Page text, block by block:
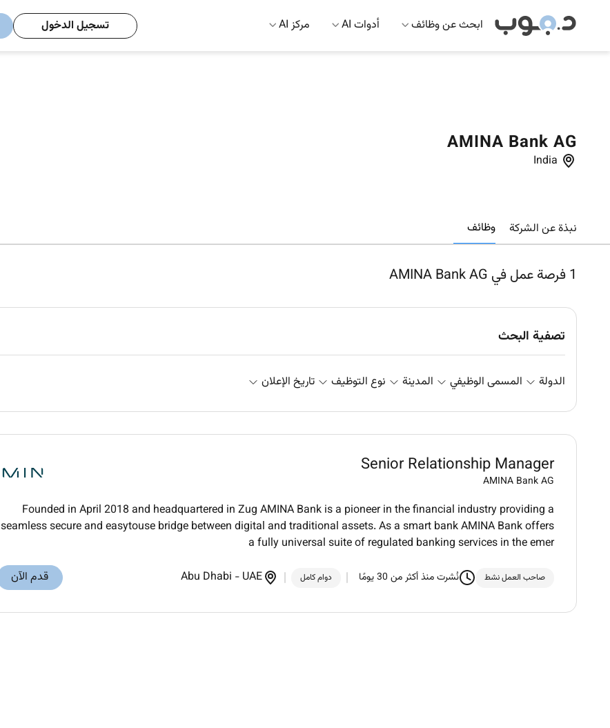
ابحث عن وظائف أدوات AI مركز AI تسجيل الدخول
AMINA Bank AG
India
نبذة عن الشركة وظائف
1فرصة عمل في AMINA Bank AG
تصفية البحث
الدولة المسمى الوظيفي المدينة نوع التوظيف تاريخ الإعلان
Senior Relationship Manager
AMINA Bank AG
Founded in April 2018 and headquartered in Zug AMINA Bank is a pioneer in the financial industry providing a
seamless secure and easytouse bridge between digital and traditional assets. As a smart bank AMINA Bank offers
a fully universal suite of regulated banking services in the emer
صاحب العمل نشط نُشرت منذ أكثر من 30 يومًا دوام كامل Abu Dhabi - UAE قدم الآن